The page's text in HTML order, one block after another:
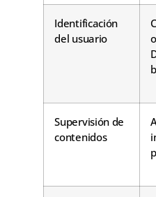
Identificación
del usuario
Supervisión de
contenidos